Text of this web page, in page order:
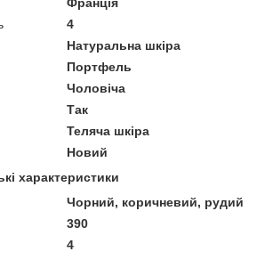
4
Натуральна шкіра
Портфель
Чоловіча
Так
Теляча шкіра
Новий
характеристики
Чорний, коричневий, рудий
390
4